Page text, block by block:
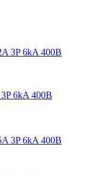
6kA 400В